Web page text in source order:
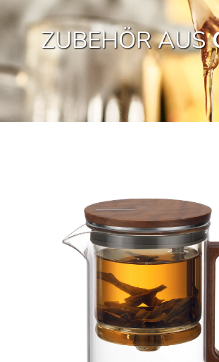
ZUBEHÖR AUS